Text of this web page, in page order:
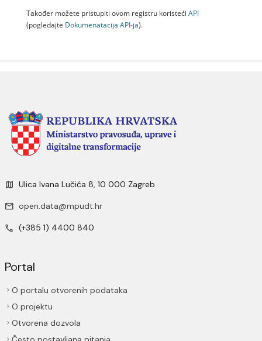
Također možete pristupiti ovom registru koristeći API
(pogledajte Dokumenаtаcijа API-jа).